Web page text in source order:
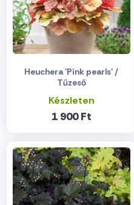
Heuchera 'Pink pearls' /
Tűzeső
Készleten
1 900 Ft